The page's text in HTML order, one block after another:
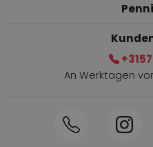
An Werktagen